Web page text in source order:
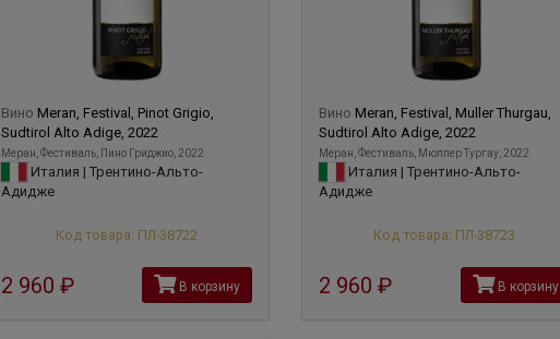
Вино Meran, Festival, Pinot Grigio,
Sudtirol Alto Adige, 2022
Меран, Фестиваль, Пино Гриджио, 2022
Италия | Трентино-Альто-
Адидже
Код товара: ПЛ-38722
2 960 В корзину
Вино Meran, Festival, Muller Thurgau,
Sudtirol Alto Adige, 2022
Меран, Фестиваль, Мюллер Тургау, 2022
Италия | Трентино-Альто-
Адидже
Код товара: ПЛ-38723
2 960 В корзину